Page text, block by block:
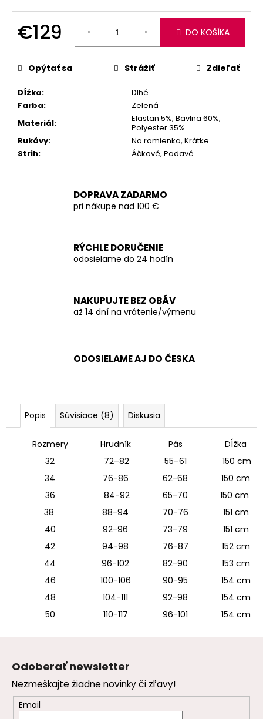
€129 DO KOŠÍKA
Dĺžka:
Dlhé
Farba:
Zelená
Materiál:
Elastan 5%, Bavlna 60%,
Polyester 35%
Rukávy:
Na ramienka, Krátke
Strih: Áčkové, Padavé
Opýtať sa Strážiť Zdieľať
DOPRAVA ZADARMO
pri nákupe nad 100 €
RÝCHLE DORUČENIE
odosielame do 24 hodín
NAKUPUJTE BEZ OBÁV
až 14 dní na vrátenie/výmenu
ODOSIELAME AJ DO ČESKA
Popis Súvisiace (8) Diskusia
Rozmery Hrudník Pás
Dĺžka
32
72–82 55–61
150 cm
34
76-86 62-68
150 cm
36
84-92 65-70
150 cm
38
88-94 70-76
151 cm
40
92-96 73-79
151 cm
42
94-98 76-87
152 cm
44
96-102 82-90
153 cm
46
100-106 90-95
154 cm
48
104-111 92-98
154 cm
50
110-117 96-101 154 cm
Odoberať newsletter
Nezmeškajte žiadne novinky či zľavy!
Email